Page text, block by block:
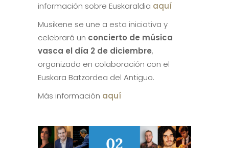
información sobre Euskaraldia aquí
Musikene se une a esta iniciativa y
celebrará un concierto de música
vasca el día 2 de diciembre,
organizado en colaboración con el
Euskara Batzordea del Antiguo.
Más información aquí